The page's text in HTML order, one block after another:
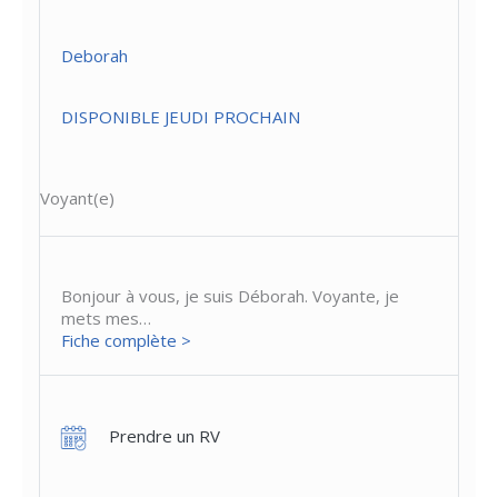
Deborah
DISPONIBLE JEUDI PROCHAIN
Voyant(e)
Bonjour à vous, je suis Déborah. Voyante, je
mets mes…
Fiche complète >
Prendre un RV